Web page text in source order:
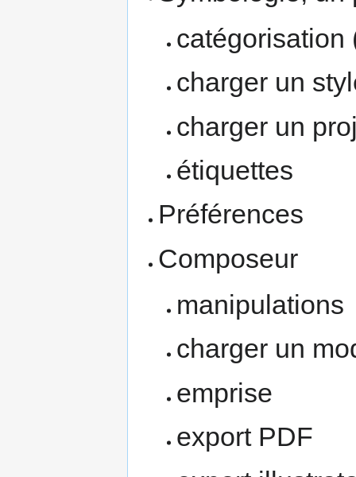
catégorisation
charger un
charger un
étiquettes
Préférences
Composeur
manipulations
charger un
emprise
export PDF